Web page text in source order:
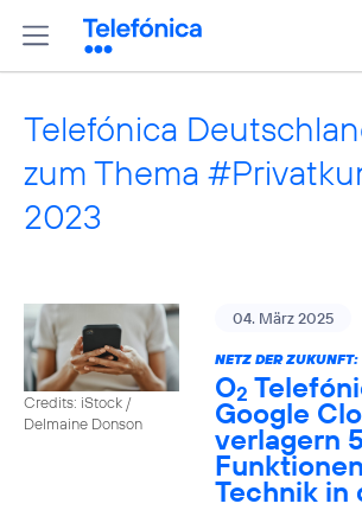
Telefónica
zum Thema
2023
Credits: iStock /
Delmaine Donson
04. März 2025
NETZ DER ZUKUNFT:
O2
Google
verlagern
Technik in